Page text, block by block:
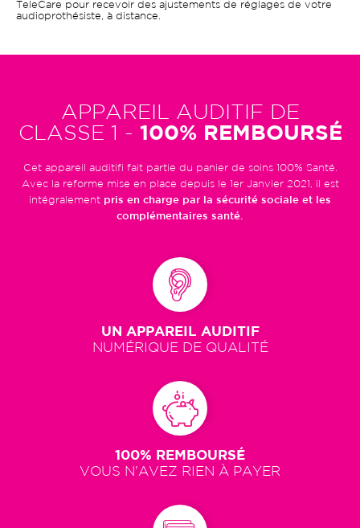
TeleCare pour recevoir des ajustements de réglages de votre
audioprothésiste, à distance.
APPAREIL AUDITIF DE
CLASSE 1 - 100% REMBOURSÉ
Cet appareil auditifi fait partie du panier de soins 100% Santé.
Avec la reforme mise en place depuis le 1er Janvier 2021, il est
intégralement pris en charge par la sécurité sociale et les
complémentaires santé.
UN APPAREIL AUDITIF
NUMÉRIQUE DE QUALITÉ
100% REMBOURSÉ
VOUS N'AVEZ RIEN À PAYER